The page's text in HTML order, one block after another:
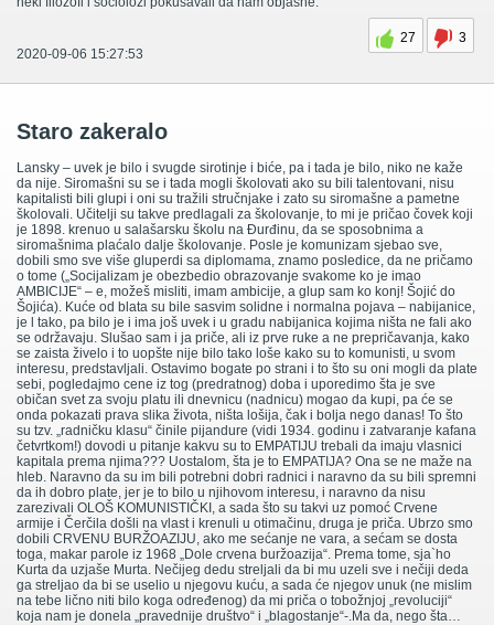
27
3
2020-09-06 15:27:53
Staro zakeralo
Lansky – uvek je bilo i svugde sirotinje i biće, pa i tada je bilo, niko ne kaže
da nije. Siromašni su se i tada mogli školovati ako su bili talentovani, nisu
kapitalisti bili glupi i oni su tražili stručnjake i zato su siromašne a pametne
školovali. Učitelji su takve predlagali za školovanje, to mi je pričao čovek koji
je 1898. krenuo u salašarsku školu na Đurđinu, da se sposobnima a
siromašnima plaćalo dalje školovanje. Posle je komunizam sjebao sve,
dobili smo sve više gluperdi sa diplomama, znamo posledice, da ne pričamo
o tome („Socijalizam je obezbedio obrazovanje svakome ko je imao
AMBICIJE“ – e, možeš misliti, imam ambicije, a glup sam ko konj! Šojić do
Šojića). Kuće od blata su bile sasvim solidne i normalna pojava – nabijanice,
je l tako, pa bilo je i ima još uvek i u gradu nabijanica kojima ništa ne fali ako
se održavaju. Slušao sam i ja priče, ali iz prve ruke a ne prepričavanja, kako
se zaista živelo i to uopšte nije bilo tako loše kako su to komunisti, u svom
interesu, predstavljali. Ostavimo bogate po strani i to što su oni mogli da plate
sebi, pogledajmo cene iz tog (predratnog) doba i uporedimo šta je sve
običan svet za svoju platu ili dnevnicu (nadnicu) mogao da kupi, pa će se
onda pokazati prava slika života, ništa lošija, čak i bolja nego danas! To što
su tzv. „radničku klasu“ činile pijandure (vidi 1934. godinu i zatvaranje kafana
četvrtkom!) dovodi u pitanje kakvu su to EMPATIJU trebali da imaju vlasnici
kapitala prema njima??? Uostalom, šta je to EMPATIJA? Ona se ne maže na
hleb. Naravno da su im bili potrebni dobri radnici i naravno da su bili spremni
da ih dobro plate, jer je to bilo u njihovom interesu, i naravno da nisu
zarezivali OLOŠ KOMUNISTIČKI, a sada što su takvi uz pomoć Crvene
armije i Čerčila došli na vlast i krenuli u otimačinu, druga je priča. Ubrzo smo
dobili CRVENU BURŽOAZIJU, ako me sećanje ne vara, a sećam se dosta
toga, makar parole iz 1968 „Dole crvena buržoazija“. Prema tome, sja`ho
Kurta da uzjaše Murta. Nečijeg dedu streljali da bi mu uzeli sve i nečiji deda
ga streljao da bi se uselio u njegovu kuću, a sada će njegov unuk (ne mislim
na tebe lično niti bilo koga određenog) da mi priča o tobožnjoj „revoluciji“
koja nam je donela „pravednije društvo“ i „blagostanje“-.Ma da, nego šta…